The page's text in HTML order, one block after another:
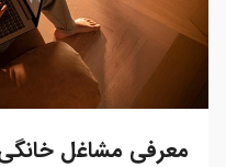
معرفی مشاغل خانگی